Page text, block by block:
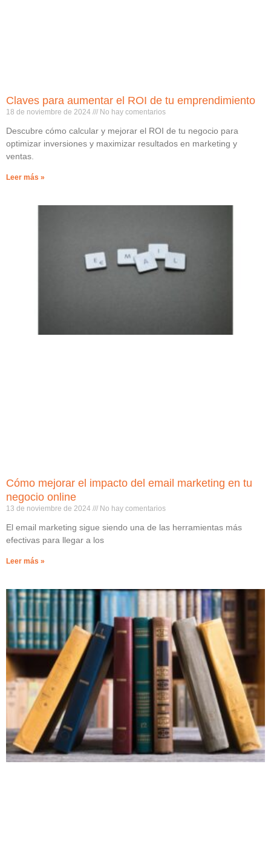
Claves para aumentar el ROI de tu emprendimiento
18 de noviembre de 2024 No hay comentarios
Descubre cómo calcular y mejorar el ROI de tu negocio para
optimizar inversiones y maximizar resultados en marketing y
ventas.
Leer más »
Cómo mejorar el impacto del email marketing en tu
negocio online
13 de noviembre de 2024 No hay comentarios
El email marketing sigue siendo una de las herramientas más
efectivas para llegar a los
Leer más »